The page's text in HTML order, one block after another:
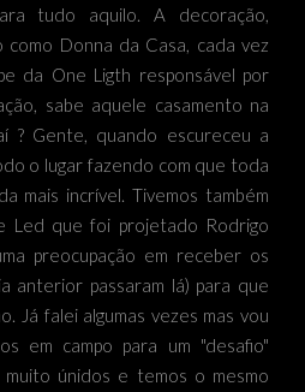
tudo aquilo. A decoração,
como Donna da Casa, cada vez
da One Ligth responsável por
sabe aquele casamento na
? Gente, quando escureceu a
o lugar fazendo com que toda
mais incrível. Tivemos também
Led que foi projetado Rodrigo
preocupação em receber os
anterior passaram lá) para que
Já falei algumas vezes mas vou
em campo para um "desafio"
únidos e temos o mesmo